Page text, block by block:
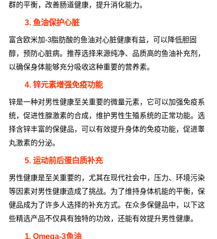
群的平衡，改善肠道健康，提升消化能力。
3. 鱼油保护心脏
富含欧米加-3脂肪酸的鱼油对心脏健康有益，可以降低胆固
醇，预防心脏病。推荐选择来源纯净、品质高的鱼油补充剂，
以确保身体能够充分吸收这种重要的营养素。
4. 锌元素增强免疫功能
锌是一种对男性健康至关重要的微量元素，它可以加强免疫系
统，促进性腺激素的合成，维护男性生殖系统的正常功能。选
择含锌丰富的保健品，可以有效提升身体的免疫功能，促进睾
丸激素的分泌。
5. 运动前后蛋白质补充
男性健康是至关重要的，尤其在现代社会中，压力、环境污染
等因素对男性健康造成了挑战。为了维持身体机能的平衡，保
健品成为了许多人选择的补充方式。在众多保健品中，以下这
些精选产品不仅具有独特的功效，还能有效提升男性健康。
1. Omega-3鱼油